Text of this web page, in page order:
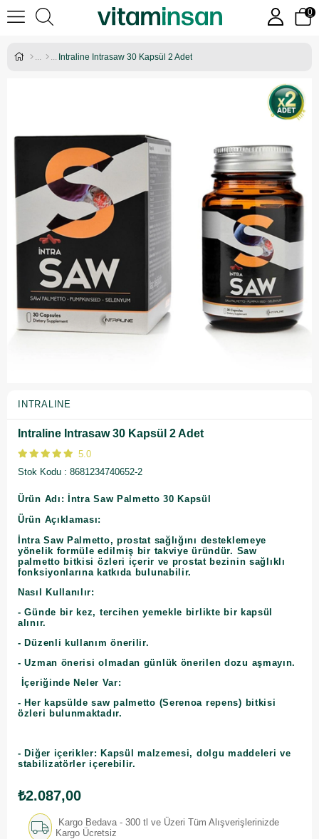
0
Intraline Intrasaw 30 Kapsül 2 Adet
INTRALINE
Intraline Intrasaw 30 Kapsül 2 Adet
5.0
Stok Kodu
8681234740652-2
Ürün Adı: İntra Saw Palmetto 30 Kapsül
Ürün Açıklaması:
İntra Saw Palmetto, prostat sağlığını desteklemeye
yönelik formüle edilmiş bir takviye üründür. Saw
palmetto bitkisi özleri içerir ve prostat bezinin sağlıklı
fonksiyonlarına katkıda bulunabilir.
Nasıl Kullanılır:
- Günde bir kez, tercihen yemekle birlikte bir kapsül
alınır.
- Düzenli kullanım önerilir.
- Uzman önerisi olmadan günlük önerilen dozu aşmayın.
İçeriğinde Neler Var:
- Her kapsülde saw palmetto (Serenoa repens) bitkisi
özleri bulunmaktadır.
- Diğer içerikler: Kapsül malzemesi, dolgu maddeleri ve
stabilizatörler içerebilir.
₺2.087,00
Kargo Bedava - 300 tl ve Üzeri Tüm Alışverişlerinizde
Kargo Ücretsiz